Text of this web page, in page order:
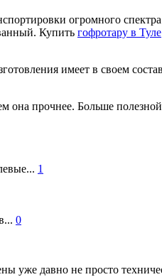
огромного
Купить гофротару в Туле
имеет в своем
она прочнее. Больше
1
0
уже давно не просто